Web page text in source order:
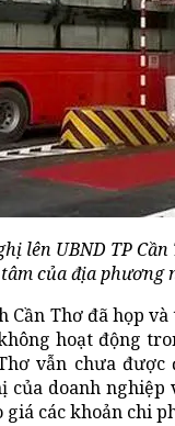
lên UBND TP
tâm của địa phương
Cần Thơ đã họp
hoạt động
vẫn chưa được
doanh nghiệp
các khoản chi